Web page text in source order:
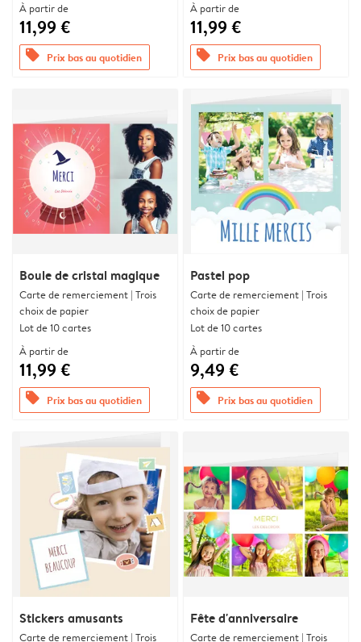
À partir de
11,99 €
offers Prix bas au quotidien
À partir de
11,99 €
offers Prix bas au quotidien
Boule de cristal magique
Carte de remerciement | Trois
choix de papier
Lot de 10 cartes
À partir de
11,99 €
offers Prix bas au quotidien
Pastel pop
Carte de remerciement | Trois
choix de papier
Lot de 10 cartes
À partir de
9,49 €
offers Prix bas au quotidien
Stickers amusants
Carte de remerciement | Trois
Fête d'anniversaire
Carte de remerciement | Trois